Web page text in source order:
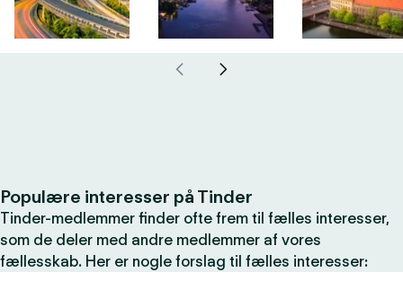
Populære interesser på Tinder
Tinder-medlemmer finder ofte frem til fælles interesser,
som de deler med andre medlemmer af vores
fællesskab. Her er nogle forslag til fælles interesser: